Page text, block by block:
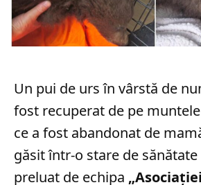
Un pui de urs în vârstă de
fost recuperat de pe
ce a fost abandonat de
găsit într-o stare de
preluat de echipa